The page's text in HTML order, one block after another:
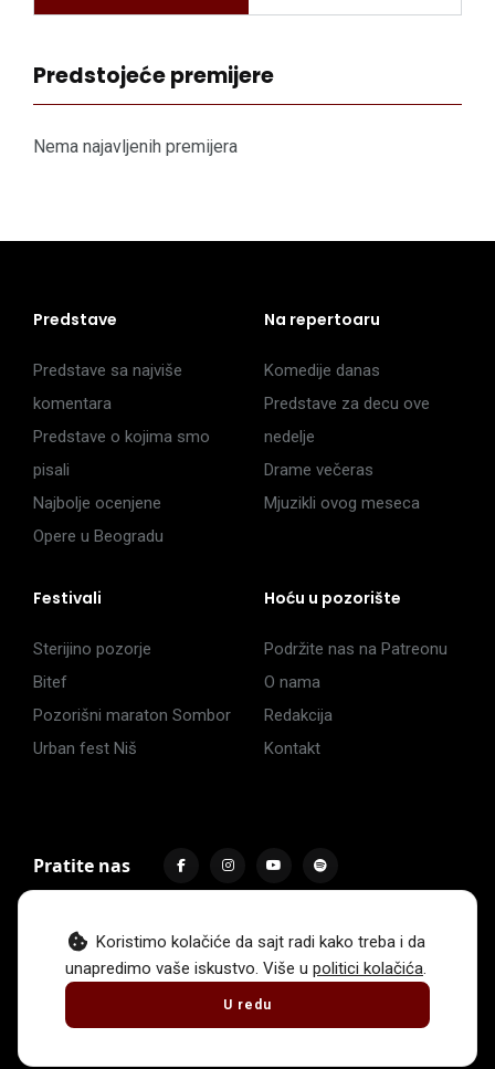
Predstojeće premijere
Nema najavljenih premijera
Koristimo kolačiće da sajt radi kako treba i da
unapredimo vaše iskustvo. Više u politici kolačića.
U redu
Predstave
Predstave sa najviše
komentara
Predstave o kojima smo
pisali
Najbolje ocenjene
Opere u Beogradu
Na repertoaru
Komedije danas
Predstave za decu ove
nedelje
Drame večeras
Mjuzikli ovog meseca
Festivali
Sterijino pozorje
Bitef
Pozorišni maraton Sombor
Urban fest Niš
Hoću u pozorište
Podržite nas na Patreonu
O nama
Redakcija
Kontakt
Pratite nas
Impressum Politika privatnosti
Uslovi korišćenja
. Sva prava zadržava Hoću u pozorište.